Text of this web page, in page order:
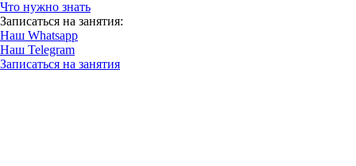
Что нужно знать
Записаться на занятия:
Наш Whatsapp
Наш Telegram
Записаться на занятия